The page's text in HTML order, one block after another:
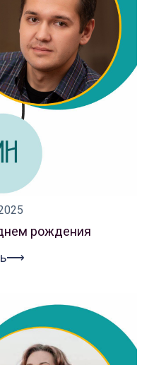
рождения